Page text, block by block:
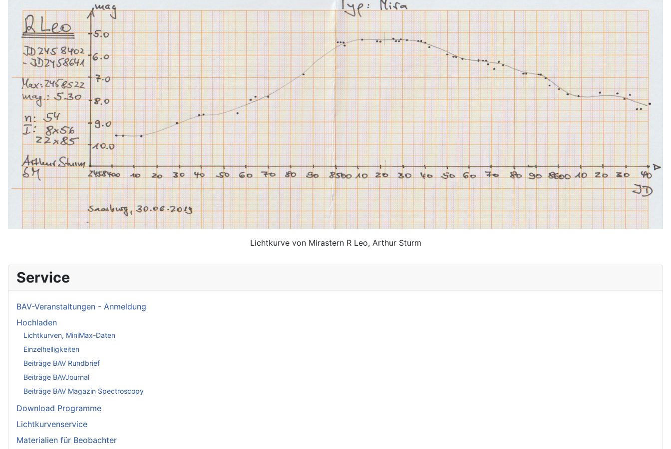
Lichtkurve von Mirastern R Leo, Arthur Sturm
Service
BAV-Veranstaltungen - Anmeldung
Hochladen
Lichtkurven, MiniMax-Daten
Einzelhelligkeiten
Beiträge BAV Rundbrief
Beiträge BAVJournal
Beiträge BAV Magazin Spectroscopy
Download Programme
Lichtkurvenservice
Materialien für Beobachter